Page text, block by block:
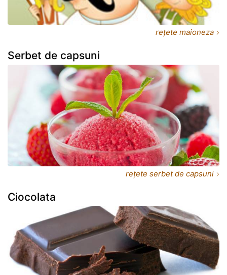
rețete maioneza
Serbet de capsuni
rețete serbet de capsuni
Ciocolata